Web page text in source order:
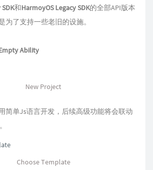
和HarmoyOS Legacy SDK的全部API版本
为了支持一些老旧的设施。
Ability
New Project
简单Js语言开发，后续高级功能将会联动
Choose Template